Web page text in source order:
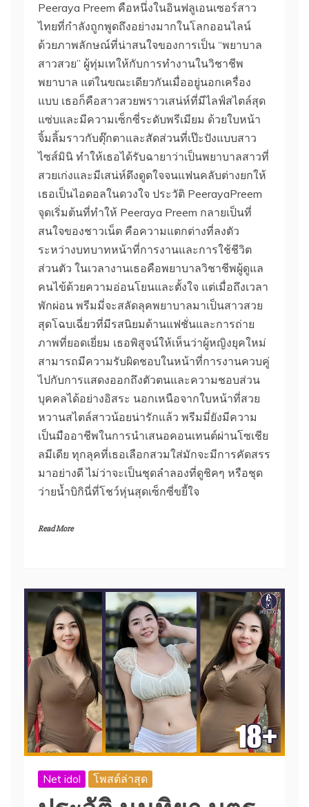
Peeraya Preem คือหนึ่งในอินฟลูเอนเซอร์สาว
ไทยที่กำลังถูกพูดถึงอย่างมากในโลกออนไลน์
ด้วยภาพลักษณ์ที่น่าสนใจของการเป็น “พยาบาล
สาวสวย” ผู้ทุ่มเทให้กับการทำงานในวิชาชีพ
พยาบาล แต่ในขณะเดียวกันเมื่ออยู่นอกเครื่อง
แบบ เธอก็คือสาวสวยพราวเสน่ห์ที่มีไลฟ์สไตล์สุด
แซ่บและมีความเซ็กซี่ระดับพรีเมียม ด้วยใบหน้า
จิ้มลิ้มราวกับตุ๊กตาและสัดส่วนที่เป๊ะปังแบบสาว
ไซส์มินิ ทำให้เธอได้รับฉายาว่าเป็นพยาบาลสาวที่
สวยเก่งและมีเสน่ห์ดึงดูดใจจนแฟนคลับต่างยกให้
เธอเป็นไอดอลในดวงใจ ประวัติ PeerayaPreem
จุดเริ่มต้นที่ทำให้ Peeraya Preem กลายเป็นที่
สนใจของชาวเน็ต คือความแตกต่างที่ลงตัว
ระหว่างบทบาทหน้าที่การงานและการใช้ชีวิต
ส่วนตัว ในเวลางานเธอคือพยาบาลวิชาชีพผู้ดูแล
คนไข้ด้วยความอ่อนโยนและตั้งใจ แต่เมื่อถึงเวลา
พักผ่อน พรีมมี่จะสลัดลุคพยาบาลมาเป็นสาวสวย
สุดโฉบเฉี่ยวที่มีรสนิยมด้านแฟชั่นและการถ่าย
ภาพที่ยอดเยี่ยม เธอพิสูจน์ให้เห็นว่าผู้หญิงยุคใหม่
สามารถมีความรับผิดชอบในหน้าที่การงานควบคู่
ไปกับการแสดงออกถึงตัวตนและความชอบส่วน
บุคคลได้อย่างอิสระ นอกเหนือจากใบหน้าที่สวย
หวานสไตล์สาวน้อยน่ารักแล้ว พรีมมี่ยังมีความ
เป็นมืออาชีพในการนำเสนอคอนเทนต์ผ่านโซเชีย
ลมีเดีย ทุกลุคที่เธอเลือกสวมใส่มักจะมีการคัดสรร
มาอย่างดี ไม่ว่าจะเป็นชุดลำลองที่ดูชิคๆ หรือชุด
ว่ายน้ำบิกินี่ที่โชว์หุ่นสุดเซ็กซี่ขยี้ใจ
Read More
Net idol โพสต์ล่าสุด